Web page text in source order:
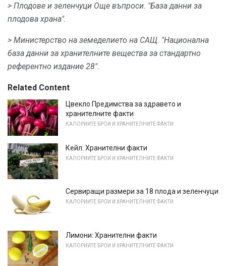
> Плодове и зеленчуци Още въпроси. "База данни за
плодова храна".
> Министерство на земеделието на САЩ. "Национална
база данни за хранителните вещества за стандартно
референтно издание 28".
Related Content
Цвекло Предимства за здравето и
хранителните факти
КАЛОРИИТЕ БРОИ И ХРАНИТЕЛНИТЕ ФАКТИ
Кейл: Хранителни факти
КАЛОРИИТЕ БРОИ И ХРАНИТЕЛНИТЕ ФАКТИ
Сервиращи размери за 18 плода и зеленчуци
КАЛОРИИТЕ БРОИ И ХРАНИТЕЛНИТЕ ФАКТИ
Лимони: Хранителни факти
КАЛОРИИТЕ БРОИ И ХРАНИТЕЛНИТЕ ФАКТИ